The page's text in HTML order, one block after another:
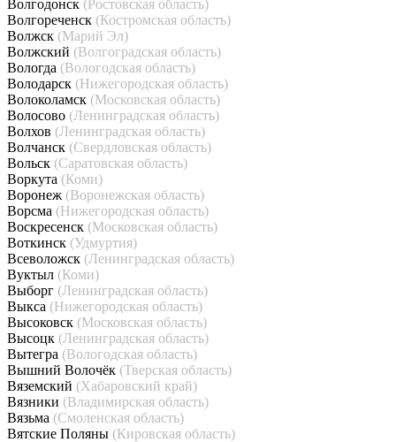
Волгодонск (Ростовская область)
Волгореченск (Костромская область)
Волжск (Марий Эл)
Волжский (Волгоградская область)
Вологда (Вологодская область)
Володарск (Нижегородская область)
Волоколамск (Московская область)
Волосово (Ленинградская область)
Волхов (Ленинградская область)
Волчанск (Свердловская область)
Вольск (Саратовская область)
Воркута (Коми)
Воронеж (Воронежская область)
Ворсма (Нижегородская область)
Воскресенск (Московская область)
Воткинск (Удмуртия)
Всеволожск (Ленинградская область)
Вуктыл (Коми)
Выборг (Ленинградская область)
Выкса (Нижегородская область)
Высоковск (Московская область)
Высоцк (Ленинградская область)
Вытегра (Вологодская область)
Вышний Волочёк (Тверская область)
Вяземский (Хабаровский край)
Вязники (Владимирская область)
Вязьма (Смоленская область)
Вятские Поляны (Кировская область)